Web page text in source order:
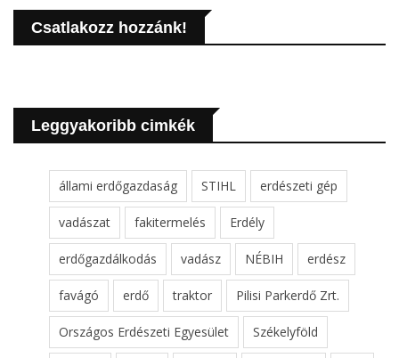
Csatlakozz hozzánk!
Leggyakoribb cimkék
állami erdőgazdaság STIHL erdészeti gép
vadászat fakitermelés Erdély
erdőgazdálkodás vadász NÉBIH erdész
favágó erdő traktor Pilisi Parkerdő Zrt.
Országos Erdészeti Egyesület Székelyföld